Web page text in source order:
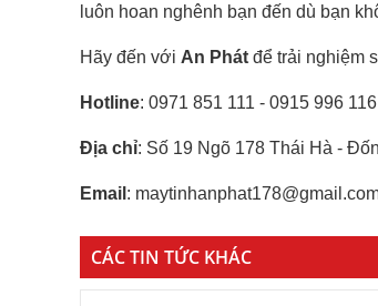
luôn hoan nghênh bạn đến dù bạn
Hãy đến với An Phát để trải nghiệm
Hotline: 0971 851 111 - 0915 996 116
Địa chỉ: Số 19 Ngõ 178 Thái Hà -
Email :
CÁC TIN TỨC KHÁC